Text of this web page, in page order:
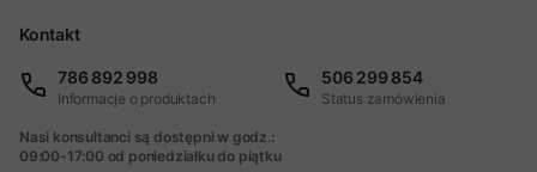
Kontakt
786 892 998
Informacje o produktach
506 299 854
Status zamówienia
Nasi konsultanci są dostępni w godz.:
09:00-17:00 od poniedziałku do piątku